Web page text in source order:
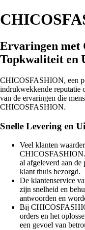
Ervaringen met
Topkwaliteit en
CHICOSFASHION, een
indrukwekkende reputatie
van de ervaringen die
CHICOSFASHION.
Snelle Levering en
Veel klanten
CHICOSFASHION.
al afgeleverd aan de
klant thuis bezorgd.
De klantenservice
zijn snelheid en
antwoorden en
Bij
orders en het
een gevoel van